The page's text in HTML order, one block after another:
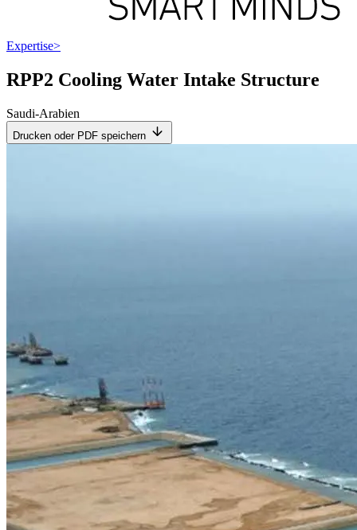
Expertise>
RPP2 Cooling Water Intake Structure
Saudi-Arabien
Drucken oder PDF speichern